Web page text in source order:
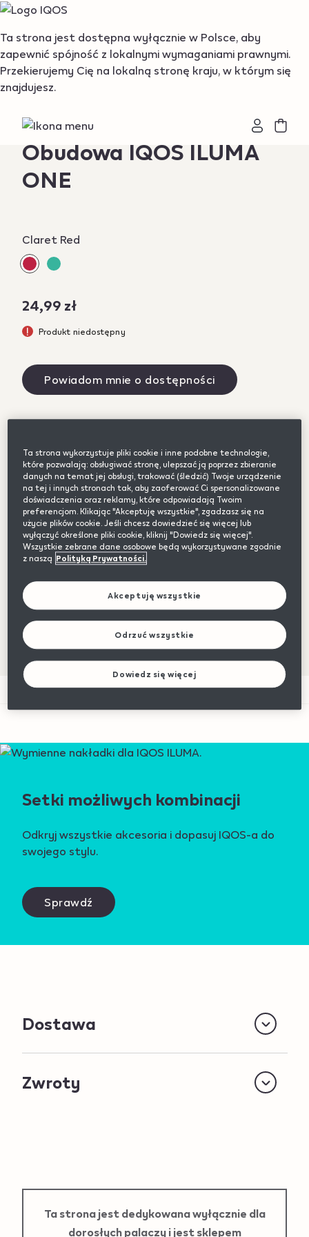
{"redirectionRequired":"true","hostname":"https://
Ta strona jest dostępna wyłącznie w Polsce, aby
zapewnić spójność z lokalnymi wymaganiami prawnymi.
Przekierujemy Cię na lokalną stronę kraju, w którym się
znajdujesz.
Obudowa IQOS ILUMA
ONE
Variations
Claret Red
24,99 zł
Produkt niedostępny
Powiadom mnie o dostępności
ONE oraz IQOS-a ILUMA i ONE
Do zadań specjalnych
Silikonowa, antypoślizgowa obudowa w
wyrazistych kolorach to nowy pomysł na ochronę
Twojego podgrzewacza.
Dzięki teksturze ułatwia trzymanie IQOS-a w
dłoni. Pozwala na ładowanie bez wyjmowania
urządzenia z obudowy.
Aż 60 dni na bezpłatny zwrot
Setki możliwych kombinacji
Odkryj wszystkie akcesoria i dopasuj IQOS-a do
swojego stylu.
Sprawdź
Dostawa
Zwroty
Ta strona jest dedykowana wyłącznie dla
dorosłych palaczy i jest sklepem
Ta strona wykorzystuje pliki cookie i inne podobne technologie,
które pozwalają: obsługiwać stronę, ulepszać ją poprzez zbieranie
danych na temat jej obsługi, trakować (śledzić) Twoje urządzenie
na tej i innych stronach tak, aby zaoferować Ci spersonalizowane
doświadczenia oraz reklamy, które odpowiadają Twoim
preferencjom. Klikając "Akceptuję wszystkie", zgadzasz się na
użycie plików cookie. Jeśli chcesz dowiedzieć się więcej lub
wyłączyć określone pliki cookie, kliknij "Dowiedz się więcej".
Wszystkie zebrane dane osobowe będą wykorzystywane zgodnie
z naszą Polityką Prywatności.
Akceptuję wszystkie
Odrzuć wszystkie
Dowiedz się więcej